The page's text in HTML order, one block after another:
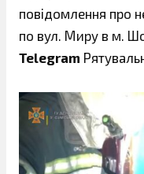
повідомлення про
по вул. Миру в м.
Telegram